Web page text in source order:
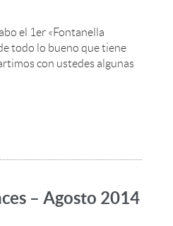
el 1er «Fontanella
todo lo bueno que tiene
con ustedes algunas
– Agosto 2014